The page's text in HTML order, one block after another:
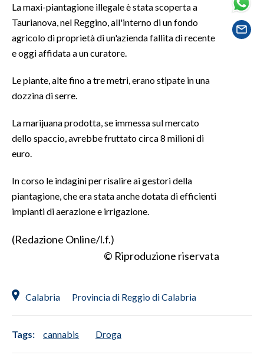
GOSSIP
SALUTE
SARDEGNA TURISMO
NOTIZIE
EVENTI
3 MINUTI CON
ANNUNCI
NECROLOGI
PUBBLICITÀ
La maxi-piantagione illegale è stata scoperta a
Taurianova, nel Reggino, all'interno di un fondo
agricolo di proprietà di un'azienda fallita di recente
e oggi affidata a un curatore.
Le piante, alte fino a tre metri, erano stipate in una
dozzina di serre.
La marijuana prodotta, se immessa sul mercato
dello spaccio, avrebbe fruttato circa 8 milioni di
euro.
In corso le indagini per risalire ai gestori della
piantagione, che era stata anche dotata di efficienti
impianti di aerazione e irrigazione.
(Redazione Online/l.f.)
© Riproduzione riservata
Calabria Provincia di Reggio di Calabria
Tags: cannabis Droga